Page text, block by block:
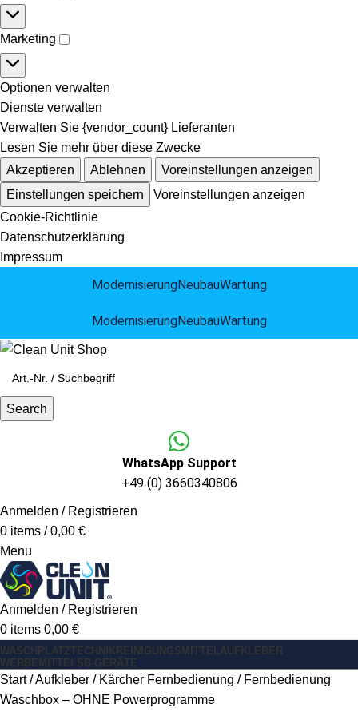
Marketing
Optionen verwalten
Dienste verwalten
Verwalten Sie {vendor_count} Lieferanten
Lesen Sie mehr über diese Zwecke
Akzeptieren
Ablehnen
Voreinstellungen anzeigen
Einstellungen speichern
Voreinstellungen anzeigen
Cookie-Richtlinie
Datenschutzerklärung
Impressum
ModernisierungNeubauWartung
ModernisierungNeubauWartung
Search
WhatsApp Support
+49 (0) 3660340806
Anmelden / Registrieren
0 items / 0,00 €
Menu
Anmelden / Registrieren
0 items 0,00 €
WASCHPLATZTECHNIK REINIGUNGSMITTELAUFKLEBER
WERBEMITTELSB-GERÄTE
Start Aufkleber Kärcher Fernbedienung
Fernbedienung
Waschbox – OHNE Powerprogramme